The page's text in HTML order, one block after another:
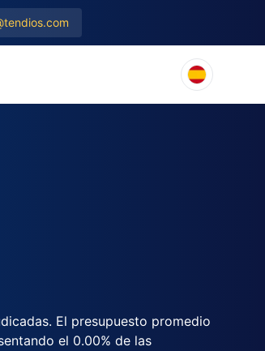
El presupuesto promedio
el 0.00% de las